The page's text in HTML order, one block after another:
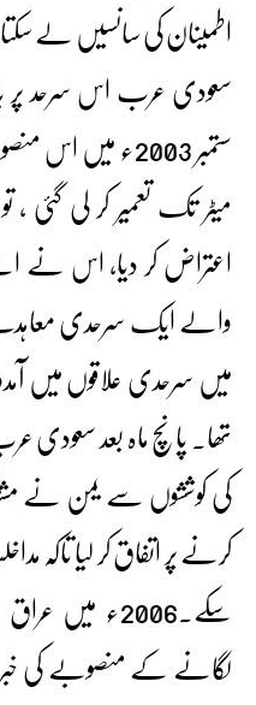
اطمینان کی سانسیں لے
سعودی عرب اس سرحد
میٹر تک تعمیر کر لی
اعتراض کر دیا، اس
والے ایک سرحدی
میں سرحدی علاقوں میں
تھا۔ پانچ ماہ بعد سعودی
کی کوششوں سے یمن نے
کرنے پر اتفاق کر لیا تاکہ
سکے۔2006ء
لگانے کے منصوبے کی